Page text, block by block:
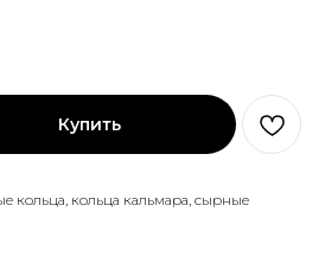
Купить
кольца, кольца кальмара, сырные